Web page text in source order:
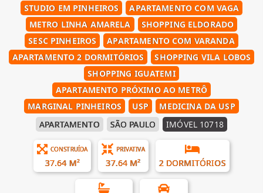
STUDIO EM PINHEIROS
APARTAMENTO COM VAGA
METRO LINHA AMARELA
SHOPPING ELDORADO
SESC PINHEIROS
APARTAMENTO COM VARANDA
APARTAMENTO 2 DORMITÓRIOS
SHOPPING VILA LOBOS
SHOPPING IGUATEMI
APARTAMENTO PRÓXIMO AO METRÔ
MARGINAL PINHEIROS
USP
MEDICINA DA USP
APARTAMENTO
SÃO PAULO IMÓVEL 10718
CONSTRUÍDA
37.64 M²
PRIVATIVA
37.64 M² 2 DORMITÓRIOS